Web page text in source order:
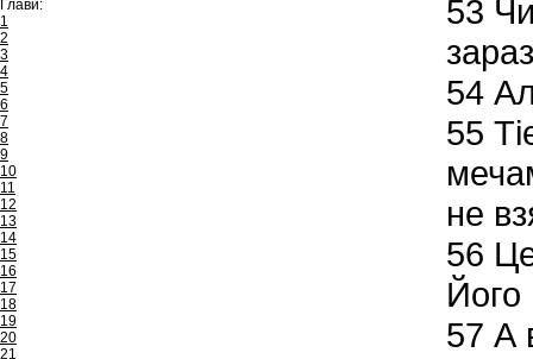
Глави:
1
2
3
4
5
6
7
8
9
10
11
12
13
14
15
16
17
18
19
20
21
53
54
55
не
56
Його
57 А